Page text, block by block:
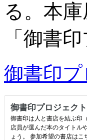
る。本
「御書
御書印